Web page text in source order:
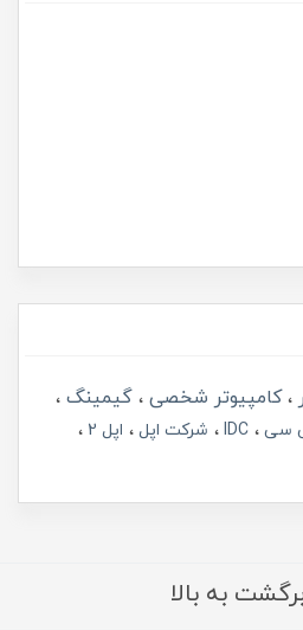
کامپیوتر شخصی
گیمینگ
سی IDC شرکت اپل
اپل 2
به بالا